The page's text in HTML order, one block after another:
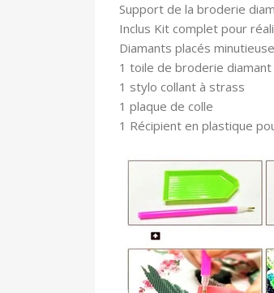
Support de la broderie
Inclus Kit complet pour
Diamants placés
1 toile de broderie
1 stylo collant à strass
1 plaque de colle
1 Récipient en plastique